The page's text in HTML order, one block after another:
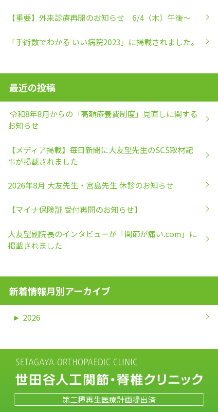
【重要】外来診療再開のお知らせ 6/4（木）午後～
「手術数でわかる いい病院2023」に掲載されました。
最近の投稿
令和8年8月からの「高額療養費制度」見直しに関する
お知らせ
【メディア掲載】毎日新聞に大友望先生のSCS取材記
事が掲載されました
2026年8月 大友先生・宮島先生 休診のお知らせ
【マイナ保険証 受付再開のお知らせ】
大友望副院長のインタビューが「関節が痛い.com」に
掲載されました
新着情報月別アーカイブ
► 2026
第二種再生医療計画提出済